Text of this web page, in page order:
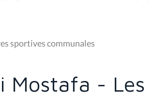
sportives communales
Mostafa - Les